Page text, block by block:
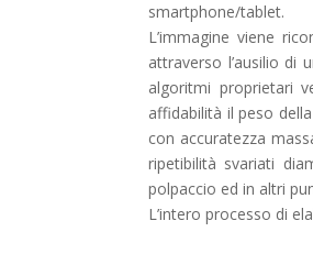
smartphone/tablet.
L’immagine viene
attraverso l’ausilio di
algoritmi proprietari
affidabilità il peso
con accuratezza
ripetibilità svariati
polpaccio ed in altri
L’intero processo di